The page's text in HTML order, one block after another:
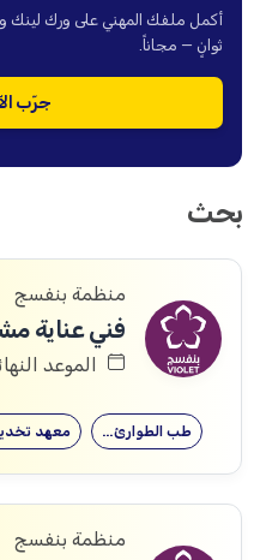
أكمل ملفك المهني على ورك لينك
ثوانٍ — مجاناً.
جرّب
بحث
منظمة بنفسج
فني عناية
الموعد النهائي: 03/
معهد طب الطوارئ…
منظمة بنفسج